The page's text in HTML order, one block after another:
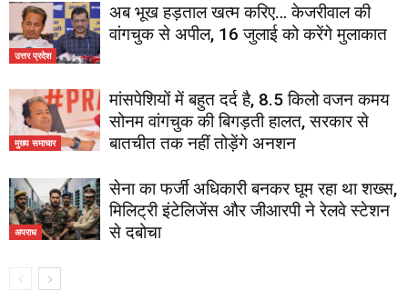
उत्तर प्रदेश
अब भूख हड़ताल खत्म करिए… केजरीवाल की
वांगचुक से अपील, 16 जुलाई को करेंगे मुलाकात
मुख्य समाचार
मांसपेशियों में बहुत दर्द है, 8.5 किलो वजन कमय
सोनम वांगचुक की बिगड़ती हालत, सरकार से
बातचीत तक नहीं तोड़ेंगे अनशन
अपराध
सेना का फर्जी अधिकारी बनकर घूम रहा था शख्स,
मिलिट्री इंटेलिजेंस और जीआरपी ने रेलवे स्टेशन
से दबोचा